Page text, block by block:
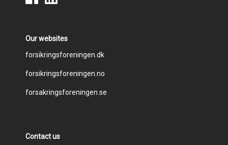
Our websites
Footer
menu
forsikringsforeningen.dk
forsikringsforeningen.no
forsakringsforeningen.se
Contact us